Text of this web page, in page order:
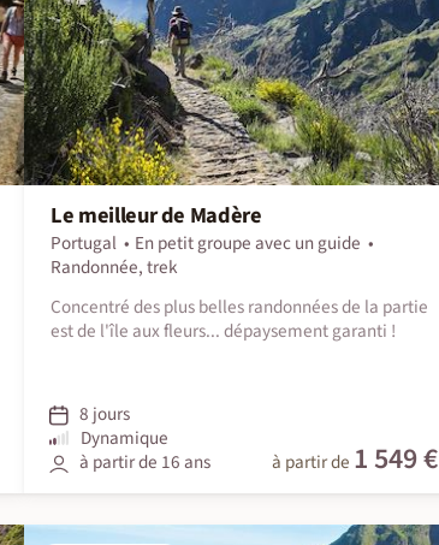
Le meilleur de Madère
Portugal
En petit groupe avec un guide
Randonnée, trek
Concentré des plus belles randonnées de la partie
est de l'île aux fleurs... dépaysement garanti !
8 jours
Dynamique
à partir de 16 ans
à partir de 1 549 €